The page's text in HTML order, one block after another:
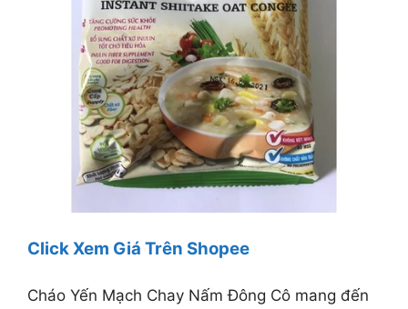
Click Xem Giá Trên Shopee
Cháo Yến Mạch Chay Nấm Đông Cô mang đến